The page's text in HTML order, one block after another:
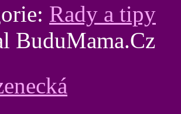
Rady a tipy
BuduMama.Cz